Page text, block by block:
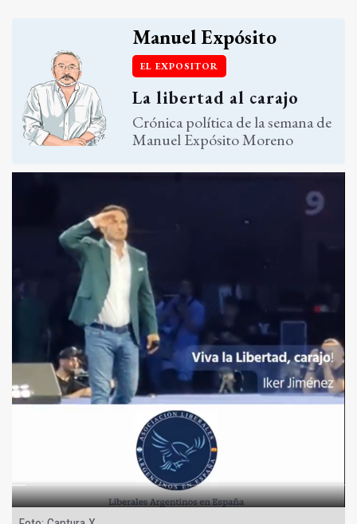
Manuel Expósito
EL EXPOSITOR
La libertad al carajo
Crónica política de la semana de
Manuel Expósito Moreno